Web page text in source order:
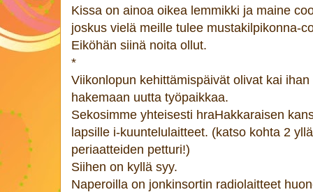
Kissa on ainoa oikea lemmikki ja maine
joskus vielä meille tulee mustakilpikonna-
Eiköhän siinä noita ollut.
*
Viikonlopun kehittämispäivät olivat kai
hakemaan uutta työpaikkaa.
Sekosimme yhteisesti hraHakkaraisen
lapsille i-kuuntelulaitteet. (katso kohta 2
periaatteiden petturi!)
Siihen on kyllä syy.
Naperoilla on jonkinsortin radiolaitteet